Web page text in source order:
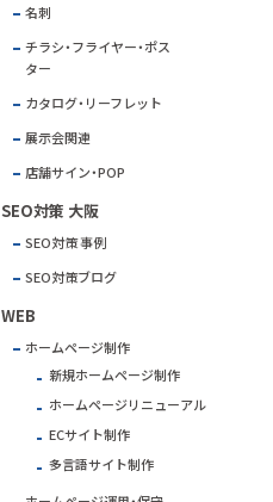
名刺
チラシ・フライヤー・ポス
ター
カタログ・リーフレット
展示会関連
店舗サイン・POP
SEO対策 大阪
SEO対策 事例
SEO対策ブログ
WEB
ホームページ制作
新規ホームページ制作
ホームページリニューアル
ECサイト制作
多言語サイト制作